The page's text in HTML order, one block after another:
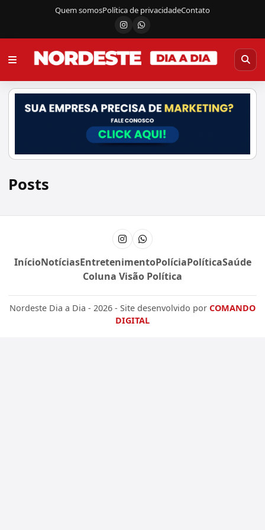
Quem somosPolítica de privacidadeContato
InstagramCanal do WhatsApp
Posts
InstagramCanal do WhatsApp
InícioNotíciasEntretenimentoPolíciaPolíticaSaúde
Coluna Visão Política
Nordeste Dia a Dia - 2026 - Site desenvolvido por COMANDO
DIGITAL